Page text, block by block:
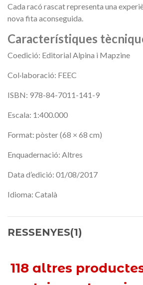
Cada racó rascat representa una
nova fita aconseguida.
Característiques
Coedició: Editorial Alpina i Mapzine
Col·laboració: FEEC
ISBN: 978-84-7011-141-9
Escala: 1:400.000
Format: pòster (68 × 68 cm)
Enquadernació: Altres
Data d’edició: 01/08/2017
Idioma: Català
RESSENYES(1)
118 altres